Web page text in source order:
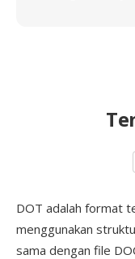
DOT adalah format
menggunakan
sama dengan file